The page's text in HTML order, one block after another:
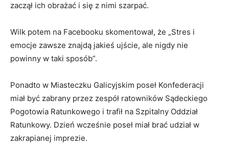
zaczął ich obrażać i się z nimi szarpać.
Wilk potem na Facebooku skomentował, że „Stres i
emocje zawsze znajdą jakieś ujście, ale nigdy nie
powinny w taki sposób”.
Ponadto w Miasteczku Galicyjskim poseł Konfederacji
miał być zabrany przez zespół ratowników Sądeckiego
Pogotowia Ratunkowego i trafił na Szpitalny Oddział
Ratunkowy. Dzień wcześnie poseł miał brać udział w
zakrapianej imprezie.